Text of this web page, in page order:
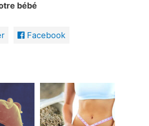
bébé
Facebook